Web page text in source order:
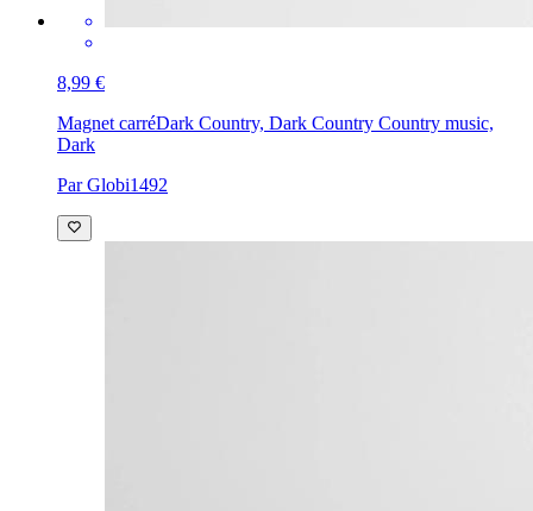
8,99 €
Magnet carréDark Country, Dark Country Country music,
Dark
Par Globi1492